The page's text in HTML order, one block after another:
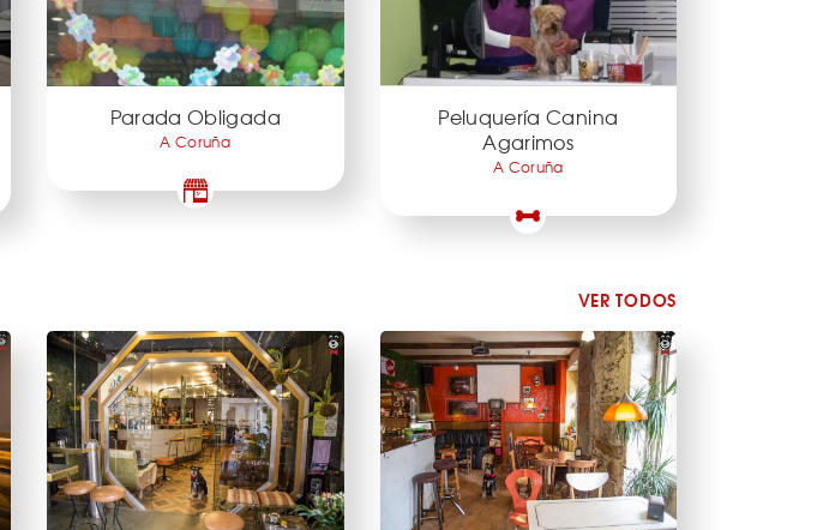
Parada Obligada
A Coruña
Peluquería Canina
Agarimos
A Coruña
VER TODOS